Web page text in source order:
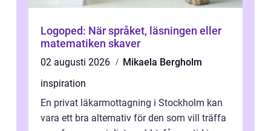
Logoped: När språket, läsningen eller
matematiken skaver
02 augusti 2026
Mikaela Bergholm
inspiration
En privat läkarmottagning i Stockholm kan
vara ett bra alternativ för den som vill träffa